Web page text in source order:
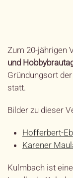
Zum 20-jährigen
und
Gründungsort
statt.
Bilder zu dieser
Hofferbert-
Karener
Kulmbach ist